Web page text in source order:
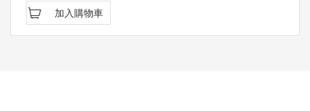
加入購物車